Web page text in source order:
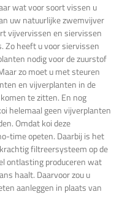
wat voor soort vissen u
uw natuurlijke zwemvijver
vijvervissen en siervissen
Zo heeft u voor siervissen
nodig voor de zuurstof
zo moet u met steuren
en vijverplanten in de
te zitten. En nog
helemaal geen vijverplanten
Omdat koi deze
time opeten. Daarbij is het
filtreersysteem op de
ontlasting produceren wat
haalt. Daarvoor zou u
aanleggen in plaats van